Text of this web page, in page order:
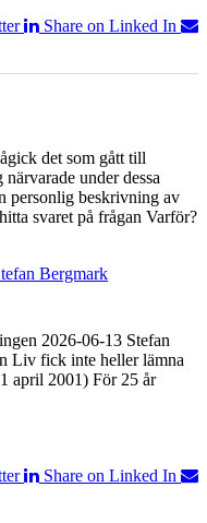
Share on Linked In
det som gått till
under dessa
personlig beskrivning av
svaret på frågan Varför?
Bergmark
2026-06-13 Stefan
Liv fick inte heller lämna
april 2001) För 25 år
Share on Linked In